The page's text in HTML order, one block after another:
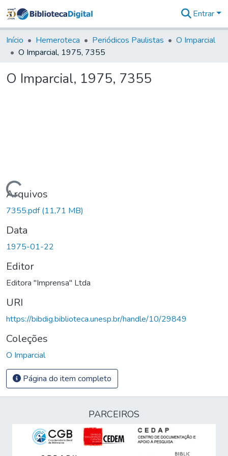
&
Coleções
Tudo na
Digital
Entrar
Início Hemeroteca Periódicos Paulistas
O Imparcial
O Imparcial, 1975, 7355
O Imparcial, 1975, 7355
Carregando...
Arquivos
7355.pdf(11,71 MB)
Data
1975-01-22
Editor
Editora "Imprensa" Ltda
URI
https://bibdig.biblioteca.unesp.br/handle/10/29849
Coleções
O Imparcial
Página do item completo
PARCEIROS